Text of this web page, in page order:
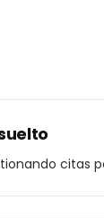
citas